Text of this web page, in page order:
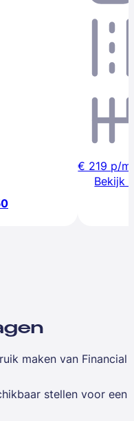
€ 219 p/m
Bekijk
maken van Financial
stellen voor een